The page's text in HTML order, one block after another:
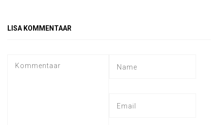
LISA KOMMENTAAR